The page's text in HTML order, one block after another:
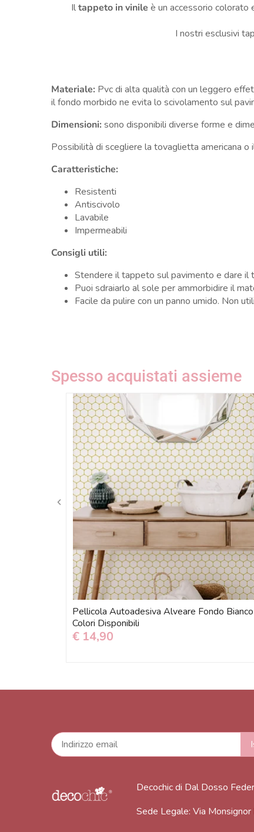
Iltappeto in vinile è un accessorio colorato
I nostri esclusivi
Materiale: Pvc di alta qualitàcon un leggero
il fondo morbido ne evita lo scivolamento sul
Dimensioni:sono disponibili diverse forme e
Possibilità di scegliere la tovaglietta americana o
Caratteristiche:
Resistenti
Antiscivolo
Lavabile
Impermeabili
Consigli utili:
Stendere il tappeto sul pavimento e dare il
Puoi sdraiarlo al sole per ammorbidire il
Facile da pulire con un panno umido. Non
Spesso acquistati assieme
Pellicola Autoadesiva Alveare Fondo
Colori Disponibili
€ 14,90
Decochic di Dal Dosso
Sede Legale: Via